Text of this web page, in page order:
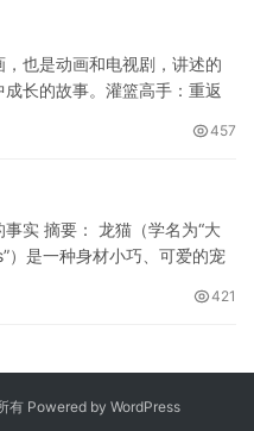
也是动画和电视剧，讲述的
长的故事。灌篮高手：重返
457
实 摘要： 龙猫（学名为“大
）是一种身材小巧、可爱的宠
421
有 Powered by WordPress